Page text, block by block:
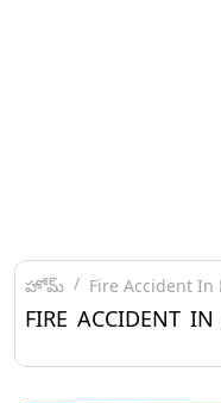
హోమ్ Fire Accident In
FIRE ACCIDENT